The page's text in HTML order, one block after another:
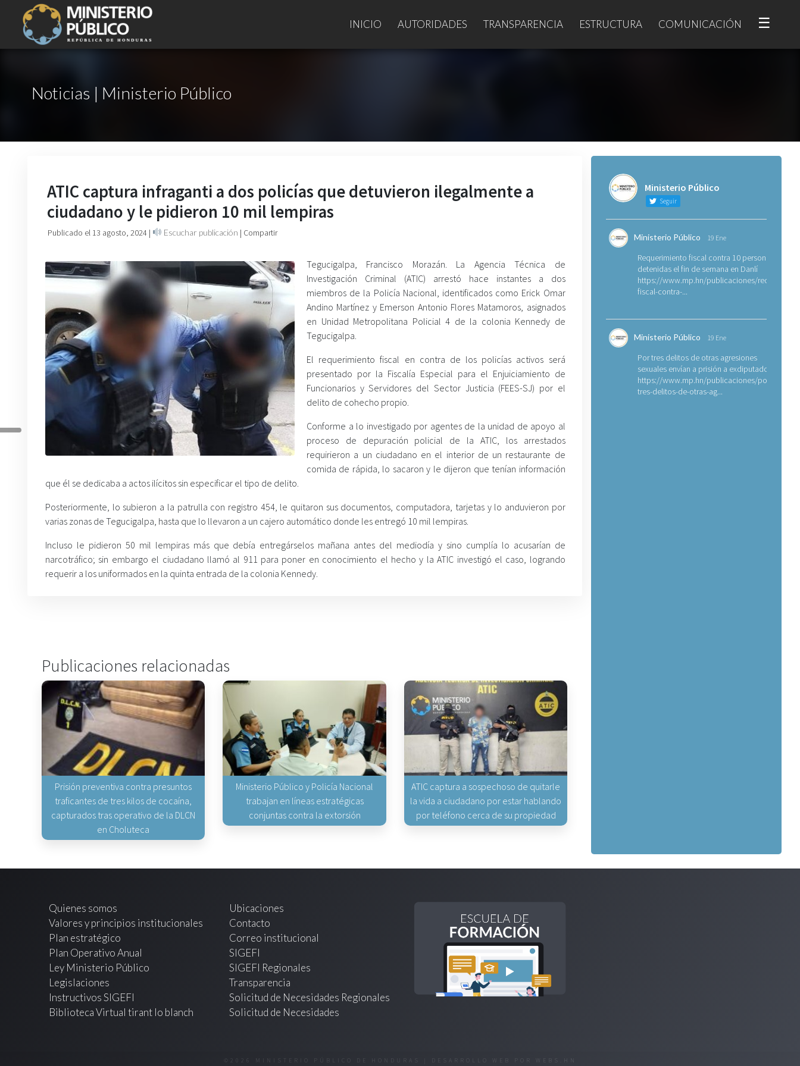
INICIO AUTORIDADES TRANSPARENCIA ESTRUCTURA COMUNICACIÓN ☰
Noticias | Ministerio Público
ATIC captura infraganti a dos policías que detuvieron ilegalmente a
ciudadano y le pidieron 10 mil lempiras
Publicado el 13 agosto, 2024 | Escuchar publicación | Compartir
Tegucigalpa, Francisco Morazán. La Agencia Técnica de
Investigación Criminal (ATIC) arrestó hace instantes a dos
miembros de la Policía Nacional, identificados como Erick Omar
Andino Martínez y Emerson Antonio Flores Matamoros, asignados
en Unidad Metropolitana Policial 4 de la colonia Kennedy de
Tegucigalpa.
El requerimiento fiscal en contra de los policías activos será
presentado por la Fiscalía Especial para el Enjuiciamiento de
Funcionarios y Servidores del Sector Justicia (FEES-SJ) por el
delito de cohecho propio.
Conforme a lo investigado por agentes de la unidad de apoyo al
proceso de depuración policial de la ATIC, los arrestados
requirieron a un ciudadano en el interior de un restaurante de
comida de rápida, lo sacaron y le dijeron que tenían información
que él se dedicaba a actos ilícitos sin especificar el tipo de delito.
Posteriormente, lo subieron a la patrulla con registro 454, le quitaron sus documentos, computadora, tarjetas y lo anduvieron por
varias zonas de Tegucigalpa, hasta que lo llevaron a un cajero automático donde les entregó 10 mil lempiras.
Incluso le pidieron 50 mil lempiras más que debía entregárselos mañana antes del mediodía y sino cumplía lo acusarían de
narcotráfico; sin embargo el ciudadano llamó al 911 para poner en conocimiento el hecho y la ATIC investigó el caso, logrando
requerir a los uniformados en la quinta entrada de la colonia Kennedy.
Publicaciones relacionadas
Prisión preventiva contra presuntos
traficantes de tres kilos de cocaína,
capturados tras operativo de la DLCN
en Choluteca
Ministerio Público y Policía Nacional
trabajan en líneas estratégicas
conjuntas contra la extorsión
ATIC captura a sospechoso de quitarle
la vida a ciudadano por estar hablando
por teléfono cerca de su propiedad
Ministerio Público
Seguir
Ministerio Público 19 Ene
Requerimiento fiscal contra 10 personas
detenidas el fin de semana en Danlí
https://www.mp.hn/publicaciones/
fiscal-contra-...
Ministerio Público 19 Ene
Por tres delitos de otras agresiones
sexuales envían a prisión a exdiputado
https://www.mp.hn/publicaciones/por-
tres-delitos-de-otras-ag...
Quienes somos
Valores y principios institucionales
Plan estratégico
Plan Operativo Anual
Ley Ministerio Público
Legislaciones
Instructivos SIGEFI
Biblioteca Virtual tirant lo blanch
Ubicaciones
Contacto
Correo institucional
SIGEFI
SIGEFI Regionales
Transparencia
Solicitud de Necesidades Regionales
Solicitud de Necesidades
©2026 MINISTERIO PÚBLICO DE HONDURAS | DESARROLLO WEB POR WEBS.HN